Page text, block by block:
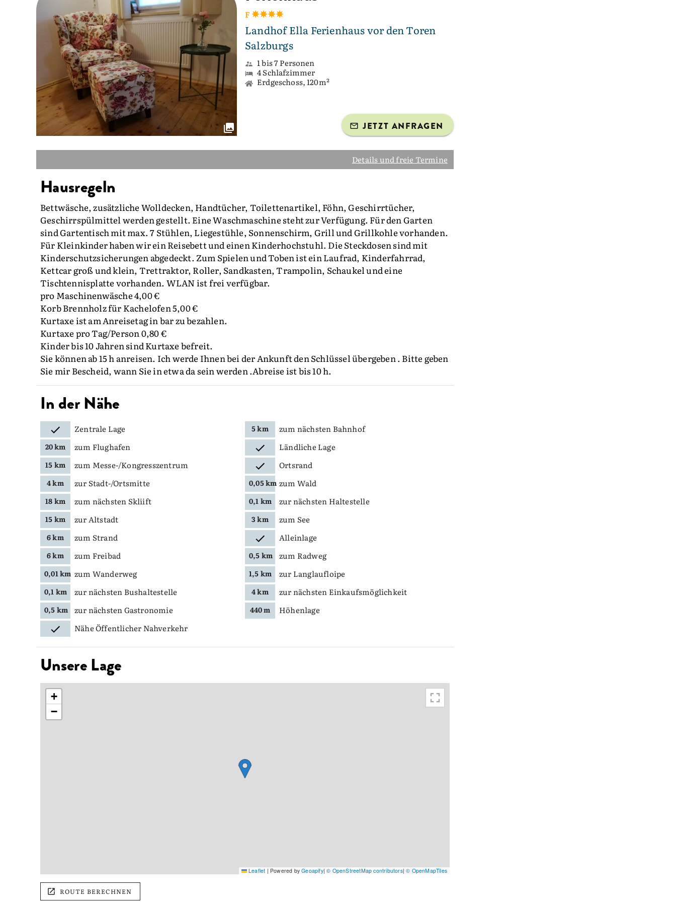
F
Landhof Ella Ferienhaus vor den Toren
Salzburgs
1 bis 7 Personen
4 Schlafzimmer
Erdgeschoss, 120m²
JETZT ANFRAGEN
Details und freie Termine
Hausregeln
Bettwäsche, zusätzliche Wolldecken, Handtücher, Toilettenartikel, Föhn, Geschirrtücher,
Geschirrspülmittel werden gestellt. Eine Waschmaschine steht zur Verfügung. Für den Garten
sind Gartentisch mit max. 7 Stühlen, Liegestühle, Sonnenschirm, Grill und Grillkohle vorhanden.
Für Kleinkinder haben wir ein Reisebett und einen Kinderhochstuhl. Die Steckdosen sind mit
Kinderschutzsicherungen abgedeckt. Zum Spielen und Toben ist ein Laufrad, Kinderfahrrad,
Kettcar groß und klein, Trettraktor, Roller, Sandkasten, Trampolin, Schaukel und eine
Tischtennisplatte vorhanden. WLAN ist frei verfügbar.
pro Maschinenwäsche 4,00 €
Korb Brennholz für Kachelofen 5,00 €
Kurtaxe ist am Anreisetag in bar zu bezahlen.
Kurtaxe pro Tag/Person 0,80 €
Kinder bis 10 Jahren sind Kurtaxe befreit.
Sie können ab 15 h anreisen. Ich werde Ihnen bei der Ankunft den Schlüssel übergeben . Bitte geben
Sie mir Bescheid, wann Sie in etwa da sein werden .Abreise ist bis 10 h.
In der Nähe
Zentrale Lage 5 km zum nächsten Bahnhof
20 km zum Flughafen Ländliche Lage
15 km zum Messe-/Kongresszentrum Ortsrand
4 km zur Stadt-/Ortsmitte 0,05 km zum Wald
18 km zum nächsten Skliift 0,1 km zur nächsten Haltestelle
15 km zur Altstadt 3 km zum See
6 km zum Strand Alleinlage
6 km zum Freibad 0,5 km zum Radweg
0,01 km zum Wanderweg 1,5 km zur Langlaufloipe
0,1 km zur nächsten Bushaltestelle 4 km zur nächsten Einkaufsmöglichkeit
0,5 km zur nächsten Gastronomie 440 m
Höhenlage
Nähe Öffentlicher Nahverkehr
Unsere Lage
+
−
Leaflet | Powered byGeoapify|© OpenStreetMap contributors|© OpenMapTiles
ROUTE BERECHNEN